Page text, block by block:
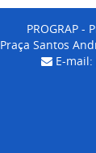
PROGRAP
Praça Santos
E-